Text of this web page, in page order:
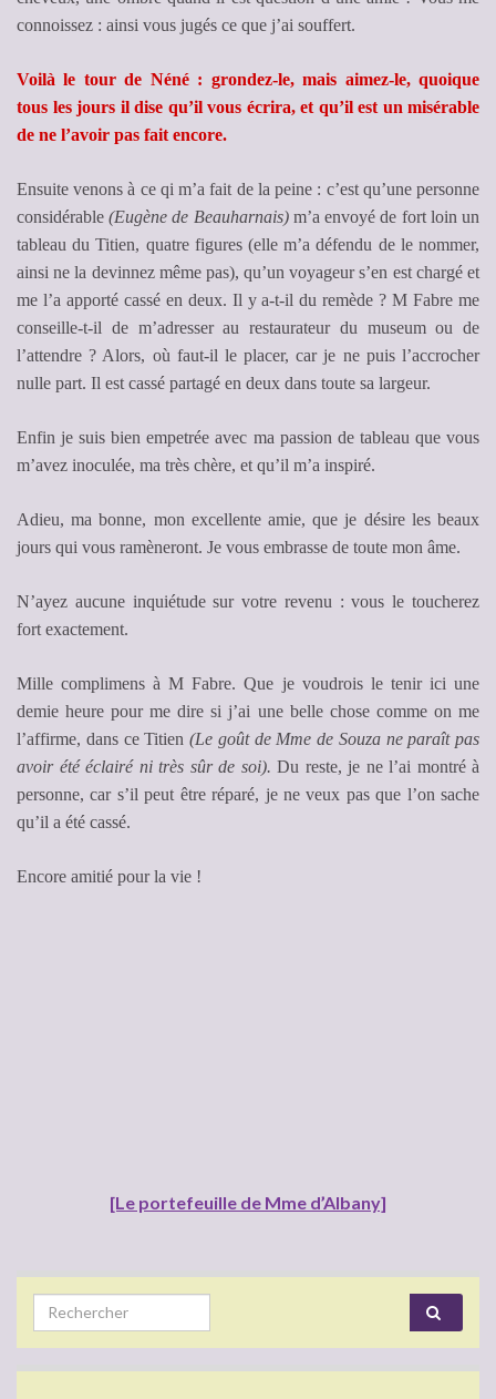
connoissez : ainsi vous jugés ce que j’ai souffert.
Voilà le tour de Néné : grondez-le, mais aimez-le, quoique
tous les jours il dise qu’il vous écrira, et qu’il est un misérable
de ne l’avoir pas fait encore.
Ensuite venons à ce qi m’a fait de la peine : c’est qu’une personne
considérable(Eugène de Beauharnais)m’a envoyé de fort loin un
tableau du Titien, quatre figures (elle m’a défendu de le nommer,
ainsi ne la devinnez même pas), qu’un voyageur s’en est chargé et
me l’a apporté cassé en deux. Il y a-t-il du remède ? M Fabre me
conseille-t-il de m’adresser au restaurateur du museum ou de
l’attendre ? Alors, où faut-il le placer, car je ne puis l’accrocher
nulle part. Il est cassé partagé en deux dans toute sa largeur.
Enfin je suis bien empetrée avec ma passion de tableau que vous
m’avez inoculée, ma très chère, et qu’il m’a inspiré.
Adieu, ma bonne, mon excellente amie, que je désire les beaux
jours qui vous ramèneront. Je vous embrasse de toute mon âme.
N’ayez aucune inquiétude sur votre revenu : vous le toucherez
fort exactement.
Mille complimens à M Fabre. Que je voudrois le tenir ici une
demie heure pour me dire si j’ai une belle chose comme on me
l’affirme, dans ce Titien (Le goût de Mme de Souza ne paraît pas
avoir été éclairé ni très sûr de soi). Du reste, je ne l’ai montré à
personne, car s’il peut être réparé, je ne veux pas que l’on sache
qu’il a été cassé.
Encore amitié pour la vie !
[Le portefeuille de Mme d’Albany]
Search for: